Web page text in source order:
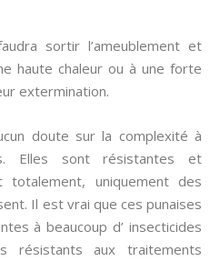
sortir l’ameublement et
haute chaleur ou à une forte
extermination.
doute sur la complexité à
Elles sont résistantes et
totalement, uniquement des
Il est vrai que ces punaises
à beaucoup d’ insecticides
aux traitements